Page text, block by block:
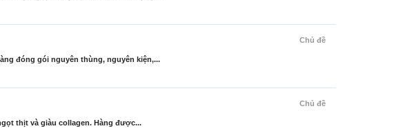
Chủ đề
đóng gói nguyên thùng, nguyên kiện,...
Chủ đề
thịt và giàu collagen. Hàng được...